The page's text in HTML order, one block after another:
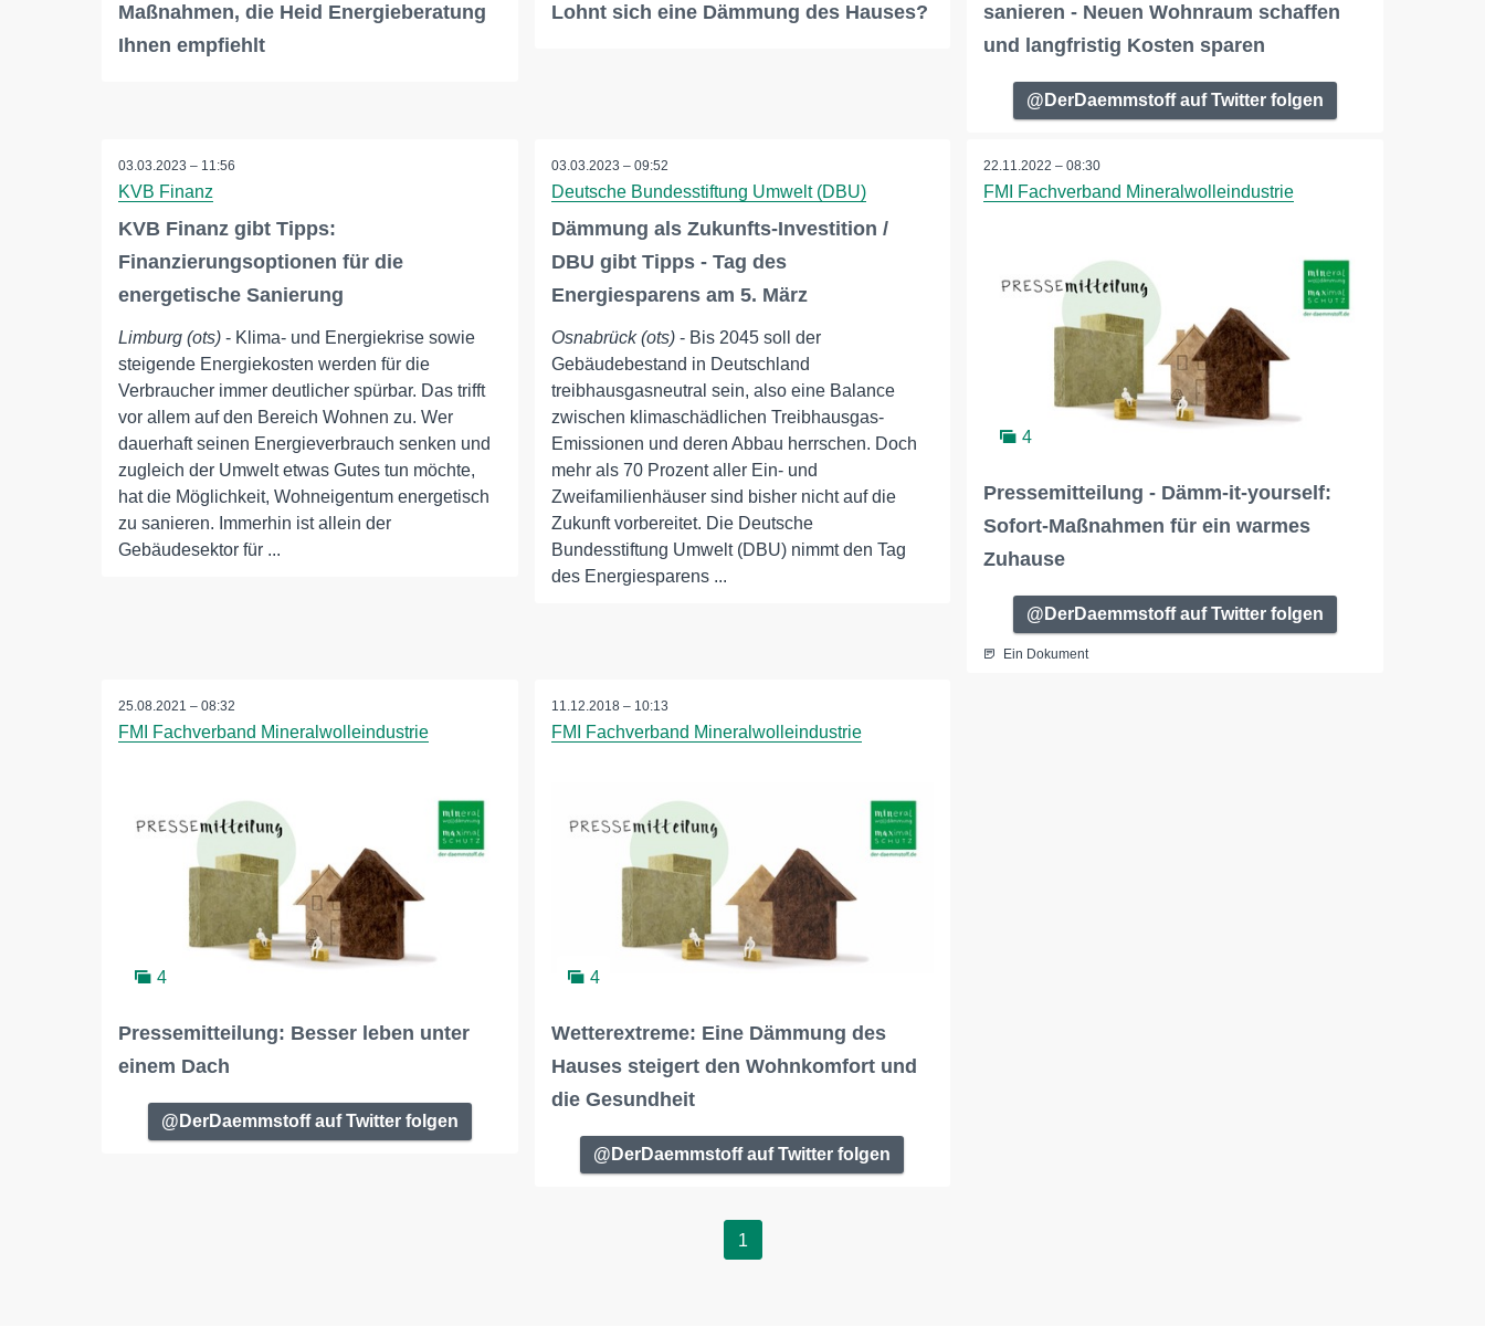
Maßnahmen, die Heid Energieberatung
Ihnen empfiehlt
Lohnt sich eine Dämmung des Hauses?
sanieren - Neuen Wohnraum schaffen
und langfristig Kosten sparen
@DerDaemmstoff auf Twitter folgen
03.03.2023 – 11:56
KVB Finanz
KVB Finanz gibt Tipps:
Finanzierungsoptionen für die
energetische Sanierung
Limburg (ots) - Klima- und Energiekrise sowie
steigende Energiekosten werden für die
Verbraucher immer deutlicher spürbar. Das trifft
vor allem auf den Bereich Wohnen zu. Wer
dauerhaft seinen Energieverbrauch senken und
zugleich der Umwelt etwas Gutes tun möchte,
hat die Möglichkeit, Wohneigentum energetisch
zu sanieren. Immerhin ist allein der
Gebäudesektor für ...
03.03.2023 – 09:52
Deutsche Bundesstiftung Umwelt (DBU)
Dämmung als Zukunfts-Investition /
DBU gibt Tipps - Tag des
Energiesparens am 5. März
Osnabrück (ots)- Bis 2045 soll der
Gebäudebestand in Deutschland
treibhausgasneutral sein, also eine Balance
zwischen klimaschädlichen Treibhausgas-
Emissionen und deren Abbau herrschen. Doch
mehr als 70 Prozent aller Ein- und
Zweifamilienhäuser sind bisher nicht auf die
Zukunft vorbereitet. Die Deutsche
Bundesstiftung Umwelt (DBU) nimmt den Tag
des Energiesparens ...
22.11.2022 – 08:30
FMI Fachverband Mineralwolleindustrie
4
Pressemitteilung - Dämm-it-yourself:
Sofort-Maßnahmen für ein warmes
Zuhause
@DerDaemmstoff auf Twitter folgen
Ein Dokument
25.08.2021 – 08:32
FMI Fachverband Mineralwolleindustrie
4
Pressemitteilung: Besser leben unter
einem Dach
@DerDaemmstoff auf Twitter folgen
11.12.2018 – 10:13
FMI Fachverband Mineralwolleindustrie
4
Wetterextreme: Eine Dämmung des
Hauses steigert den Wohnkomfort und
die Gesundheit
@DerDaemmstoff auf Twitter folgen
1